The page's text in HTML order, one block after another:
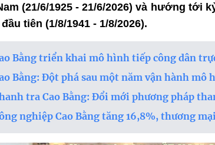
(21/6/1925 - 21/6/2026) và hướng tới
tiên (1/8/1941 - 1/8/2026).
Bằng triển khai mô hình tiếp công dân
Bằng: Đột phá sau một năm vận hành mô
tra Cao Bằng: Đổi mới phương pháp
nghiệp Cao Bằng tăng 16,8%, thương